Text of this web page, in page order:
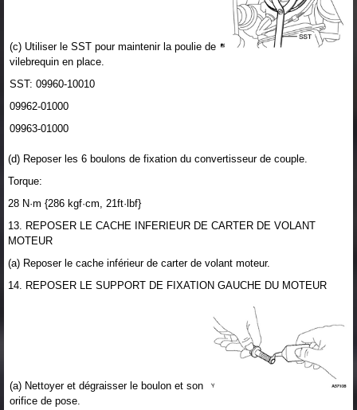
(c) Utiliser le SST pour maintenir la poulie de
vilebrequin en place.
SST: 09960-10010
09962-01000
09963-01000
(d) Reposer les 6 boulons de fixation du convertisseur de couple.
Torque:
28 N·m {286 kgf·cm, 21ft·lbf}
13. REPOSER LE CACHE INFERIEUR DE CARTER DE VOLANT
MOTEUR
(a) Reposer le cache inférieur de carter de volant moteur.
14. REPOSER LE SUPPORT DE FIXATION GAUCHE DU MOTEUR
(a) Nettoyer et dégraisser le boulon et son
orifice de pose.